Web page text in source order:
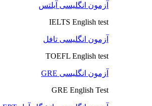
آزمون انگلیسی آیلتس
IELTS English test
آزمون انگلیسی تافل
TOEFL English test
آزمون انگلیسی GRE
GRE English Test